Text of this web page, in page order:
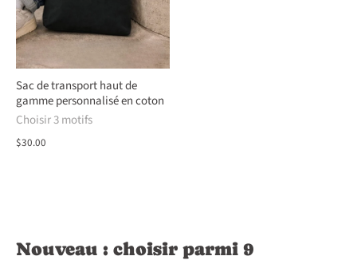
Sac de transport haut de
gamme personnalisé en coton
Choisir 3 motifs
$30.00
Nouveau : choisir parmi 9